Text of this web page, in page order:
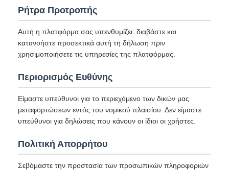
Ρήτρα Προτροπής
Αυτή η πλατφόρμα σας υπενθυμίζει: διαβάστε και
κατανοήστε προσεκτικά αυτή τη δήλωση πριν
χρησιμοποιήσετε τις υπηρεσίες της πλατφόρμας.
Περιορισμός Ευθύνης
Είμαστε υπεύθυνοι για το περιεχόμενο των δικών μας
μεταφορτώσεων εντός του νομικού πλαισίου. Δεν είμαστε
υπεύθυνοι για δηλώσεις που κάνουν οι ίδιοι οι χρήστες.
Πολιτική Απορρήτου
Σεβόμαστε την προστασία των προσωπικών πληροφοριών